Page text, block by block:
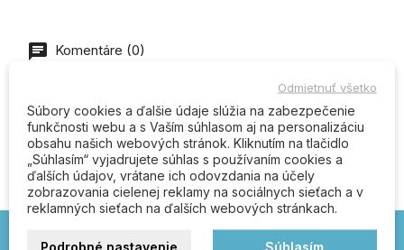
Komentáre (0)
Buďte prvý kto napíše recenziu
Odmietnuť všetko
Súbory cookies a ďalšie údaje slúžia na zabezpečenie
funkčnosti webu a s Vaším súhlasom aj na personalizáciu
obsahu našich webových stránok. Kliknutím na tlačidlo
„Súhlasím“ vyjadrujete súhlas s používaním cookies a
ďalších údajov, vrátane ich odovzdania na účely
zobrazovania cielenej reklamy na sociálnych sieťach a v
reklamných sieťach na ďalších webových stránkach.
Podrobné nastavenie Súhlasím